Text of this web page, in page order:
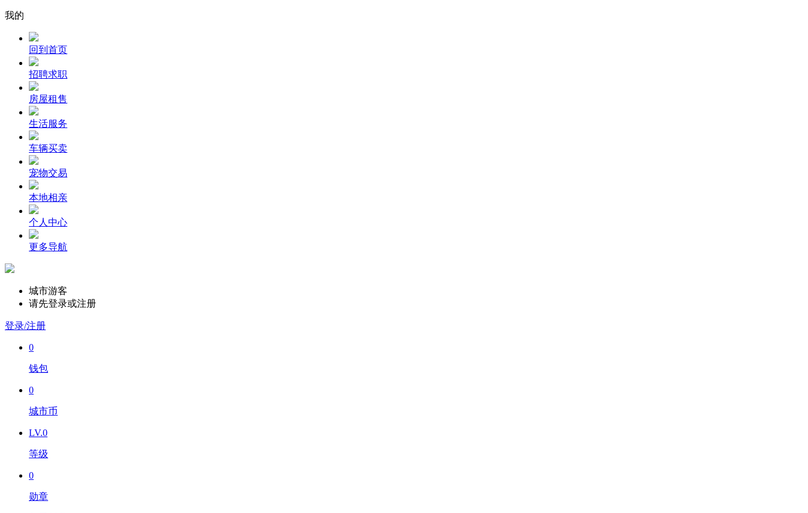
我的
回到首页
招聘求职
房屋租售
生活服务
车辆买卖
宠物交易
本地相亲
个人中心
更多导航
城市游客
请先登录或注册
登录/注册
0
钱包
0
城市币
LV.0
等级
0
勋章